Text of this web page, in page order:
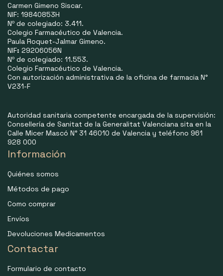
Carmen Gimeno Siscar.
NIF: 19840853H
Nº de colegiado: 3.411.
Colegio Farmacéutico de Valencia.
Paula Roquet-Jalmar Gimeno.
NIF: 29206056N
Nº de colegiado: 11.553.
Colegio Farmacéutico de Valencia.
Con autorización administrativa de la oficina de farmacia N°
V231-F
Autoridad sanitaria competente encargada de la supervisión:
Consellería de Sanitat de la Generalitat Valenciana sita en la
Calle Micer Mascó N° 31 46010 de Valencia y teléfono 961
928 000
Información
Quiénes somos
Métodos de pago
Como comprar
Envíos
Devoluciones Medicamentos
Contactar
Formulario de contacto